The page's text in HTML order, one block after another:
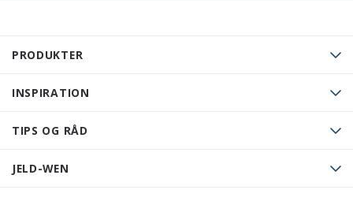
PRODUKTER
INSPIRATION
TIPS OG RÅD
JELD-WEN